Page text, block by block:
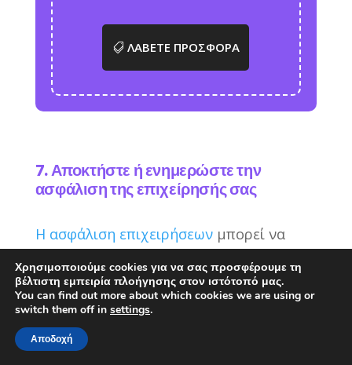
ΛΑΒΕΤΕ ΠΡΟΣΦΟΡΑ
7. Αποκτήστε ή ενημερώστε την
ασφάλιση της επιχείρησής σας
Η ασφάλιση επιχειρήσεωνμπορεί να
προστατεύσει εσάς και την επιχείρησή
σας από μια απροσδόκητη απώλεια μετά
από ατύχημα ή λάθος που αφορά την
επιχείρησή σας, τους υπαλλήλους ή τους
πελάτες σας.
Χρησιμοποιούμε cookies για να σας προσφέρουμε τη
βέλτιστη εμπειρία πλοήγησης στον ιστότοπό μας.
You can find out more about which cookies we are using or
switch them off in settings.
Αποδοχή